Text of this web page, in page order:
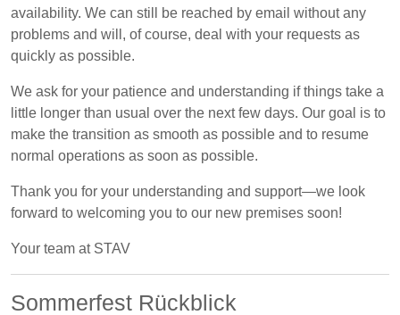
availability. We can still be reached by email without any
problems and will, of course, deal with your requests as
quickly as possible.
We ask for your patience and understanding if things take a
little longer than usual over the next few days. Our goal is to
make the transition as smooth as possible and to resume
normal operations as soon as possible.
Thank you for your understanding and support—we look
forward to welcoming you to our new premises soon!
Your team at STAV
Sommerfest Rückblick